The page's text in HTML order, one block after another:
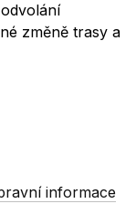
změně trasy a
informace